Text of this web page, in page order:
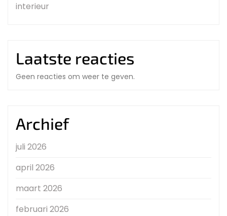
interieur
Laatste reacties
Geen reacties om weer te geven.
Archief
juli 2026
april 2026
maart 2026
februari 2026